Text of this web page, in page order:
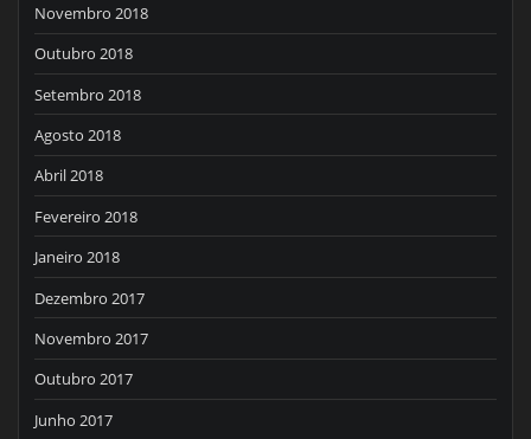
Novembro 2018
Outubro 2018
Setembro 2018
Agosto 2018
Abril 2018
Fevereiro 2018
Janeiro 2018
Dezembro 2017
Novembro 2017
Outubro 2017
Junho 2017